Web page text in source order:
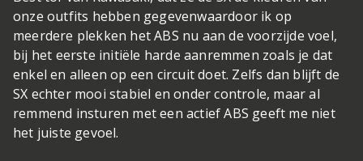
onze outfits hebben gegevenwaardoor ik op
meerdere plekken het ABS nu aan de voorzijde voel,
bij het eerste initiële harde aanremmen zoals je dat
enkel en alleen op een circuit doet. Zelfs dan blijft de
SX echter mooi stabiel en onder controle, maar al
remmend insturen met een actief ABS geeft me niet
het juiste gevoel.